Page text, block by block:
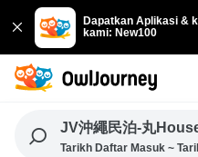
Dapatkan Aplikasi &
kami: New100
JV沖繩民泊-丸
Tarikh Daftar Masuk ~